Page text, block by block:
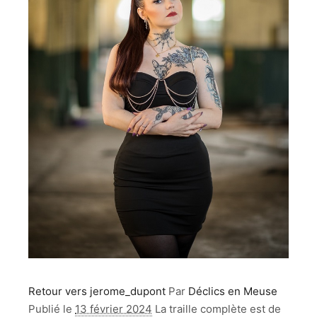
Retour vers jerome_dupont Par Déclics en Meuse
Publié le 13 février 2024 La traille complète est de